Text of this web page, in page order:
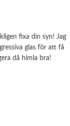
fixa din syn! Jag
glas för att få
då himla bra!